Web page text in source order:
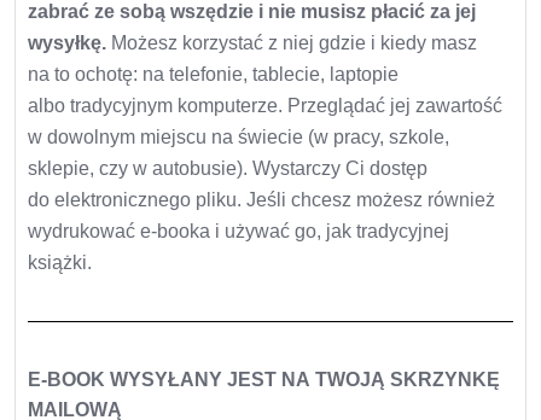
zabrać ze sobą wszędzie i nie musisz płacić za jej
wysyłkę. Możesz korzystać z niej gdzie i kiedy masz
na to ochotę: na telefonie, tablecie, laptopie
albo tradycyjnym komputerze. Przeglądać jej zawartość
w dowolnym miejscu na świecie (w pracy, szkole,
sklepie, czy w autobusie). Wystarczy Ci dostęp
do elektronicznego pliku. Jeśli chcesz możesz również
wydrukować e-booka i używać go, jak tradycyjnej
książki.
E-BOOK WYSYŁANY JEST NA TWOJĄ SKRZYNKĘ
MAILOWĄ